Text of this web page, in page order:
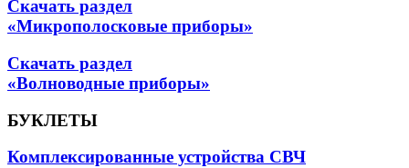
Скачать раздел
«Микрополосковые приборы»
Скачать раздел
«Волноводные приборы»
БУКЛЕТЫ
Комплексированные устройства СВЧ